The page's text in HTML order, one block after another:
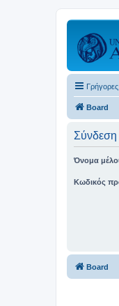
Board
Σύνδεση
Όνομα
Κωδικός
Board